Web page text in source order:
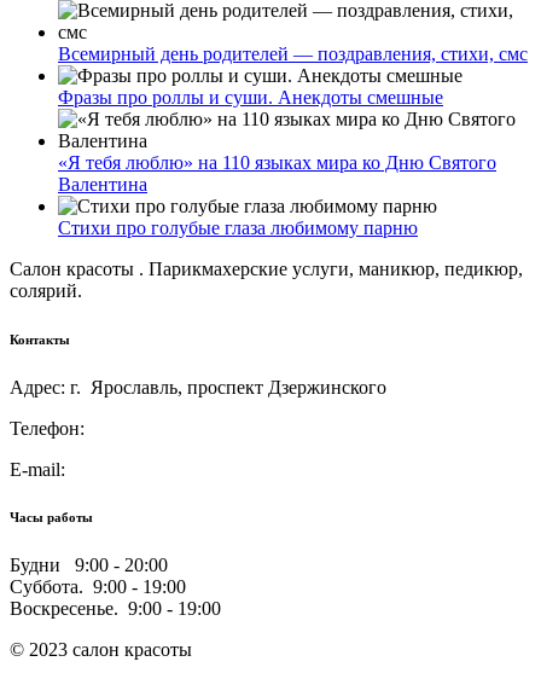
Всемирный день родителей — поздравления, стихи, смс
Фразы про роллы и суши. Анекдоты смешные
«Я тебя люблю» на 110 языках мира ко Дню Святого
Валентина
Стихи про голубые глаза любимому парню
Салон красоты . Парикмахерские услуги, маникюр, педикюр,
солярий.
Контакты
Адрес: г. Ярославль, проспект Дзержинского
Телефон:
E-mail:
Часы работы
Будни 9:00 - 20:00
Суббота. 9:00 - 19:00
Воскресенье. 9:00 - 19:00
© 2023 салон красоты